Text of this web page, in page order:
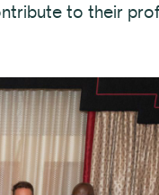
to their